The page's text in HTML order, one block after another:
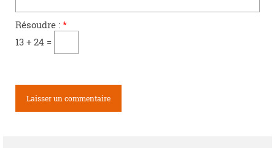
Résoudre : *
13 + 24 =